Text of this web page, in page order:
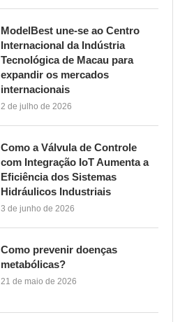
ModelBest une-se ao Centro
Internacional da Indústria
Tecnológica de Macau para
expandir os mercados
internacionais
2 de julho de 2026
Como a Válvula de Controle
com Integração IoT Aumenta a
Eficiência dos Sistemas
Hidráulicos Industriais
3 de junho de 2026
Como prevenir doenças
metabólicas?
21 de maio de 2026